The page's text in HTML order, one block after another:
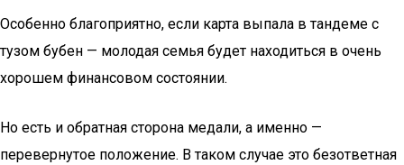
Особенно благоприятно, если карта выпала в тандеме с
тузом бубен — молодая семья будет находиться в очень
хорошем финансовом состоянии.
Но есть и обратная сторона медали, а именно —
перевернутое положение. В таком случае это безответная